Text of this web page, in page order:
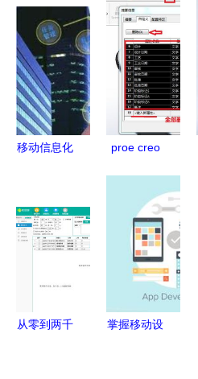
功能升级与
官方下载指
南
10移动设备
应用软件
跨平台整合
新篇章
移动信息化
proe creo
计 工程图
模板 零件
库的使用和
绘图
从零到两千
掌握移动设